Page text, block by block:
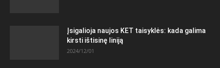
Įsigalioja naujos KET taisyklės: kada galima
kirsti ištisinę liniją
2024/12/01